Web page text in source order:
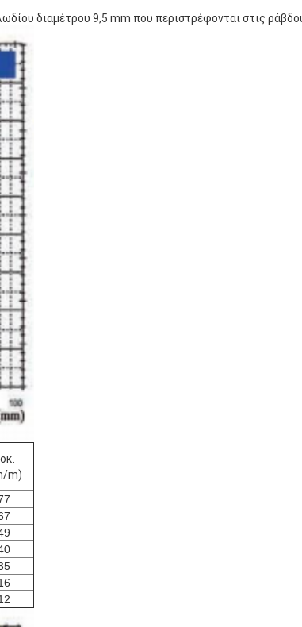
διαμέτρου 9,5 mm που περιστρέφονται στις
m)